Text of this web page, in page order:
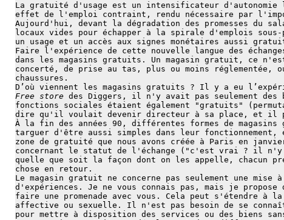
La gratuité d'usage est un intensificateur
effet de l'emploi contraint, rendu nécessaire par
Aujourd'hui, devant la dégradation des promesses du
locaux vides pour échapper à la spirale d'emplois
un usage et un accès aux signes monétaires aussi
Faire l'expérience de cette nouvelle langue des
dans les magasins gratuits. Un magasin gratuit, ce
concerté, de prise au tas, plus ou moins réglementée,
chaussures.
D’où viennent les magasins gratuits ? Il y a eu
Free store des Diggers, il n'y avait pas seulement
fonctions sociales étaient également "gratuits"
dire qu'il voulait devenir directeur à sa place, et il
À la fin des années 90, différentes formes de magasins
targuer d'être aussi simples dans leur fonctionnement,
zone de gratuité que nous avons créée à Paris en
concernant le statut de l'échange ("c'est vrai ? il n'y
quelle que soit la façon dont on les appelle, chacun
chose en retour.
Le magasin gratuit ne concerne pas seulement une
d'expériences. Je ne vous connais pas, mais je
faire une promenade avec vous. Cela peut s'étendre
affective ou sexuelle. Il n'est pas besoin de se
pour mettre à disposition des services ou des biens